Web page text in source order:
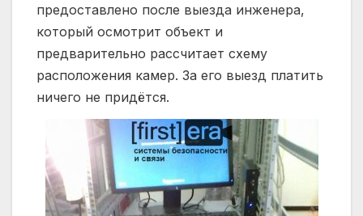
предоставлено после выезда инженера,
который осмотрит объект и
предварительно рассчитает схему
расположения камер. За его выезд платить
ничего не придётся.